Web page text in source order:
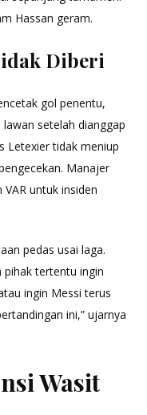
Hassan geram.
Diberi
gol penentu,
setelah dianggap
Letexier tidak meniup
Manajer
untuk insiden
pedas usai laga.
pihak tertentu ingin
ingin Messi terus
ini,” ujarnya
Wasit